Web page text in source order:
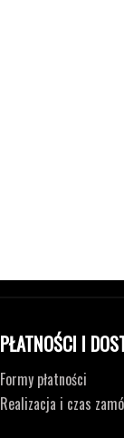
PŁATNOŚCI I
Formy płatności
Realizacja i czas